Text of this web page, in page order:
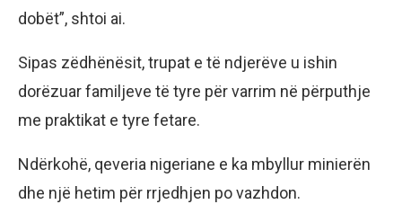
dobët”, shtoi ai.
Sipas zëdhënësit, trupat e të ndjerëve u ishin
dorëzuar familjeve të tyre për varrim në përputhje
me praktikat e tyre fetare.
Ndërkohë, qeveria nigeriane e ka mbyllur minierën
dhe një hetim për rrjedhjen po vazhdon.